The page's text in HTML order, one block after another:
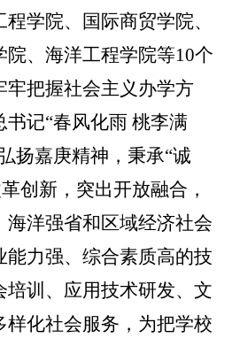
学院、国际商贸学院、
院、海洋工程学院等10个
牢把握社会主义办学方
记“春风化雨 桃李满
扬嘉庚精神，秉承“诚
创新，突出开放融合，
海洋强省和区域经济社会
能力强、综合素质高的技
培训、应用技术研发、文
样化社会服务，为把学校